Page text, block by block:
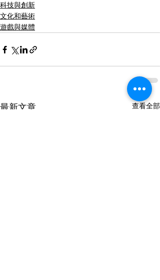
科技與創新
文化和藝術
遊戲與媒體
最新文章 查看全部